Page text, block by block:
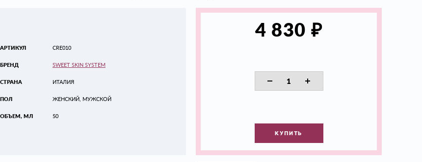
АРТИКУЛ
БРЕНД
СТРАНА
ПОЛ
ОБЪЕМ, МЛ
CRE010
SWEET SKIN SYSTEM
ИТАЛИЯ
ЖЕНСКИЙ, МУЖСКОЙ
50
4 830 ₽
КУПИТЬ